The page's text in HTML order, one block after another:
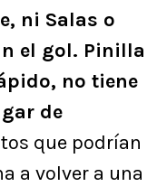
ni Salas o
el gol. Pinilla
no tiene
de
que podrían
a volver a una